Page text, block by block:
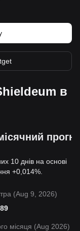
в
10 днів на основі
+0,014%.
(Aug 9, 2026)
місяця (Aug 2026)